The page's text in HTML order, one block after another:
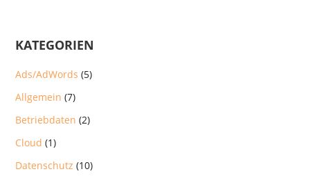
KATEGORIEN
Ads/AdWords (5)
Allgemein (7)
Betriebdaten (2)
Cloud (1)
Datenschutz (10)